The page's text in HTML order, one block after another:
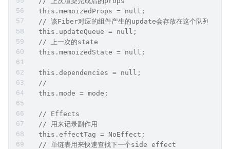
  this.memoizedProps = null;
// 该Fiber对应的组件产生的update会存放在这个队列（
  this.updateQueue = null;
  // 上一次的state
  this.memoizedState = null;
  this.dependencies = null;
  //
  this.mode = mode;
  // Effects
  // 用来记录副作用
  this.effectTag = NoEffect;
  // 单链表用来快速查找下一个side effect